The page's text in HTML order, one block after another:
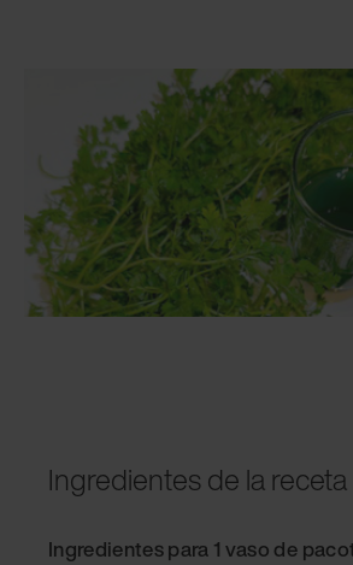
Ingredientes de la receta
Ingredientes para 1 vaso de